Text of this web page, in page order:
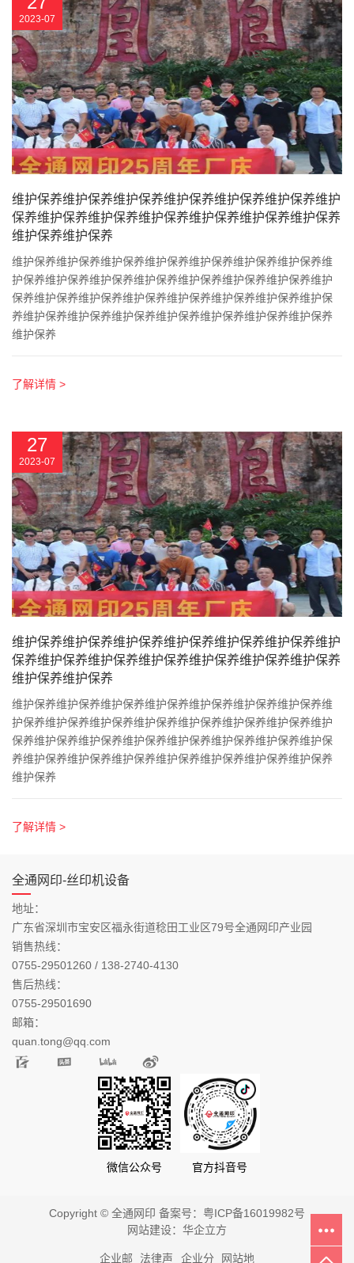
2023-07
维护保养维护保养维护保养维护保养维护保养维护保养维护
保养维护保养维护保养维护保养维护保养维护保养维护保养
维护保养维护保养
维护保养维护保养维护保养维护保养维护保养维护保养维护保养维
护保养维护保养维护保养维护保养维护保养维护保养维护保养维护
保养维护保养维护保养维护保养维护保养维护保养维护保养维护保
养维护保养维护保养维护保养维护保养维护保养维护保养维护保养
维护保养
了解详情 >
27
2023-07
维护保养维护保养维护保养维护保养维护保养维护保养维护
保养维护保养维护保养维护保养维护保养维护保养维护保养
维护保养维护保养
维护保养维护保养维护保养维护保养维护保养维护保养维护保养维
护保养维护保养维护保养维护保养维护保养维护保养维护保养维护
保养维护保养维护保养维护保养维护保养维护保养维护保养维护保
养维护保养维护保养维护保养维护保养维护保养维护保养维护保养
维护保养
了解详情 >
全通网印-丝印机设备
地址：
广东省深圳市宝安区福永街道稔田工业区79号全通网印产业园
销售热线：
0755-29501260 / 138-2740-4130
售后热线：
0755-29501690
邮箱：
quan.tong@qq.com
微信公众号 官方抖音号
Copyright © 全通网印 备案号： 粤ICP备16019982号
网站建设： 华企立方
企业邮 法律声 企业分 网站地